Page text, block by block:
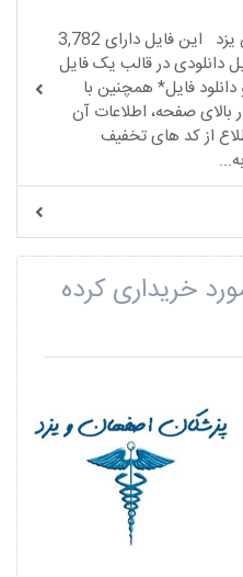
بانک شماره موبایل دبیران استان یزد این فایل دارای 3,782
دانلودی در قالب یک فایل
فایل* همچنین با
صفحه، اطلاعات آن
از کد های تخفیف
خریداری کرده